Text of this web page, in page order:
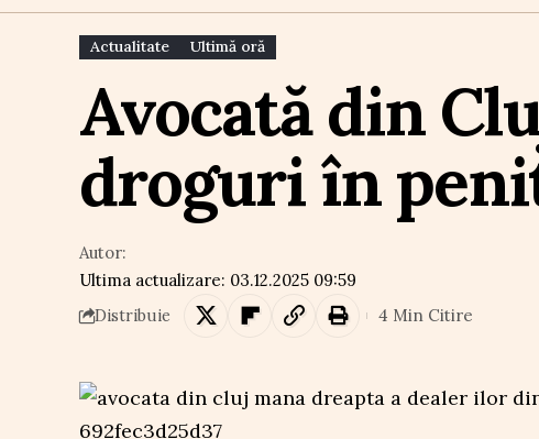
Actualitate Ultimă oră
Avocată din
droguri în
Ultima actualizare: 03.12.2025 09:59
Autor:
Distribuie 4 Min Citire